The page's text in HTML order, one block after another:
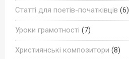
Статті для поетів-початківців (6)
Уроки грамотності (7)
Християнські композитори (8)